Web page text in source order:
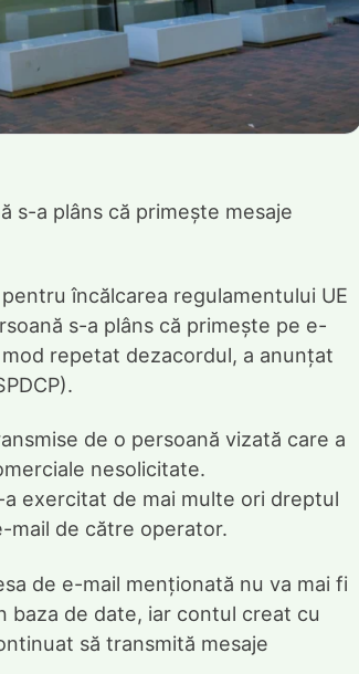
s-a plâns că primește mesaje
încălcarea regulamentului UE
s-a plâns că primește pe e-
repetat dezacordul, a anunțat
de o persoană vizată care a
nesolicitate.
exercitat de mai multe ori dreptul
mail de către operator.
de e-mail menționată nu va mai fi
baza de date, iar contul creat cu
să transmită mesaje